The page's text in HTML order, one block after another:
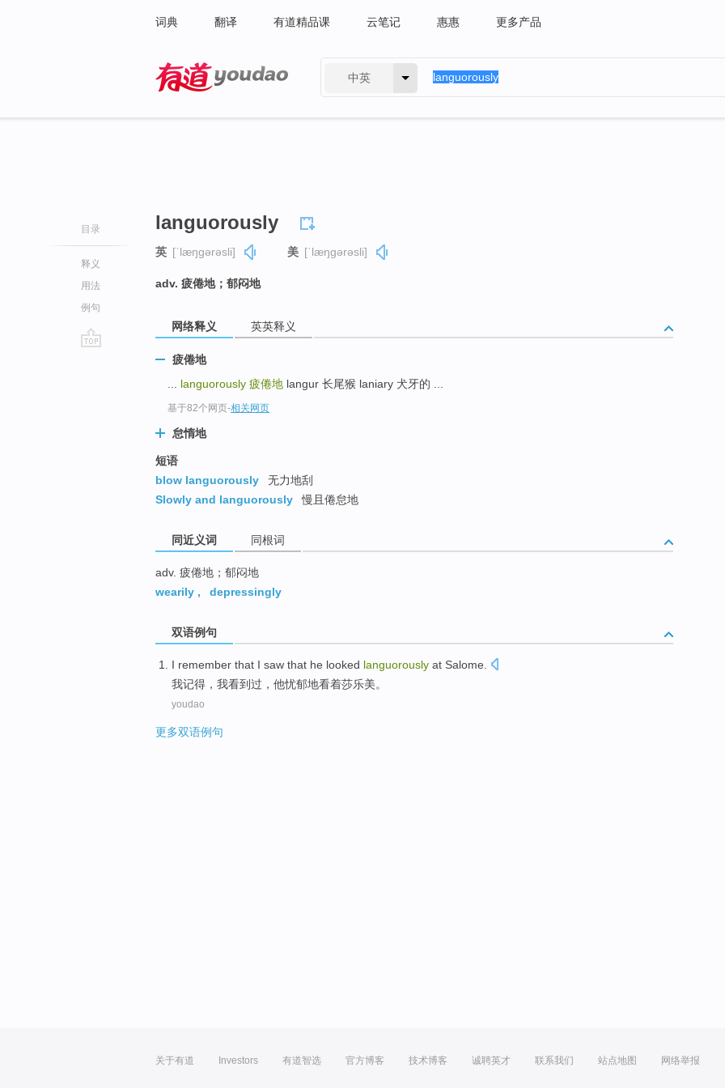
词典 翻译 有道精品课 云笔记 惠惠 更多产品
中英
目录
释义
用法
例句
languorously
英 [ˈlæŋɡərəsli] 美 [ˈlæŋɡərəsli]
adv. 疲倦地；郁闷地
网络释义 英英释义
疲倦地
languorously 疲倦地 langur 长尾猴 laniary 犬牙的 ...
基于82个网页-相关网页
怠惰地
短语
blow languorously
无力地刮
Slowly and languorously
慢且倦怠地
同近义词 同根词
adv. 疲倦地；郁闷地
wearily , depressingly
双语例句
I remember that I saw that he looked languorously at Salome
我记得 ，我看到过 ， 他忧郁地看着莎乐美。
youdao
更多双语例句
关于有道 Investors 有道智选 官方博客 技术博客 诚聘英才 联系我们 站点地图 网络举报